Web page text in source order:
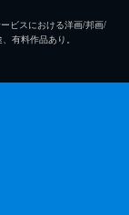
ビスにおける洋画/邦画/
有料作品あり。